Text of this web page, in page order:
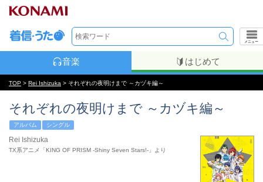
メニュー
音楽 はじめて
TOP > Rei Ishizuka > それぞれの夜明けまで ～カヅキ編～
それぞれの夜明けまで ～カヅキ編～
アルバム シングル
Rei Ishizuka
TX系アニメ「KING OF PRISM -Shiny Seven Stars!-」より